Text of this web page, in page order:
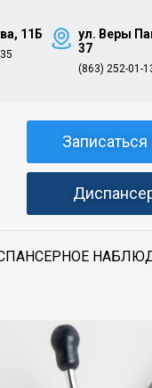
11Б
ул. Веры
37
(863) 252-01-